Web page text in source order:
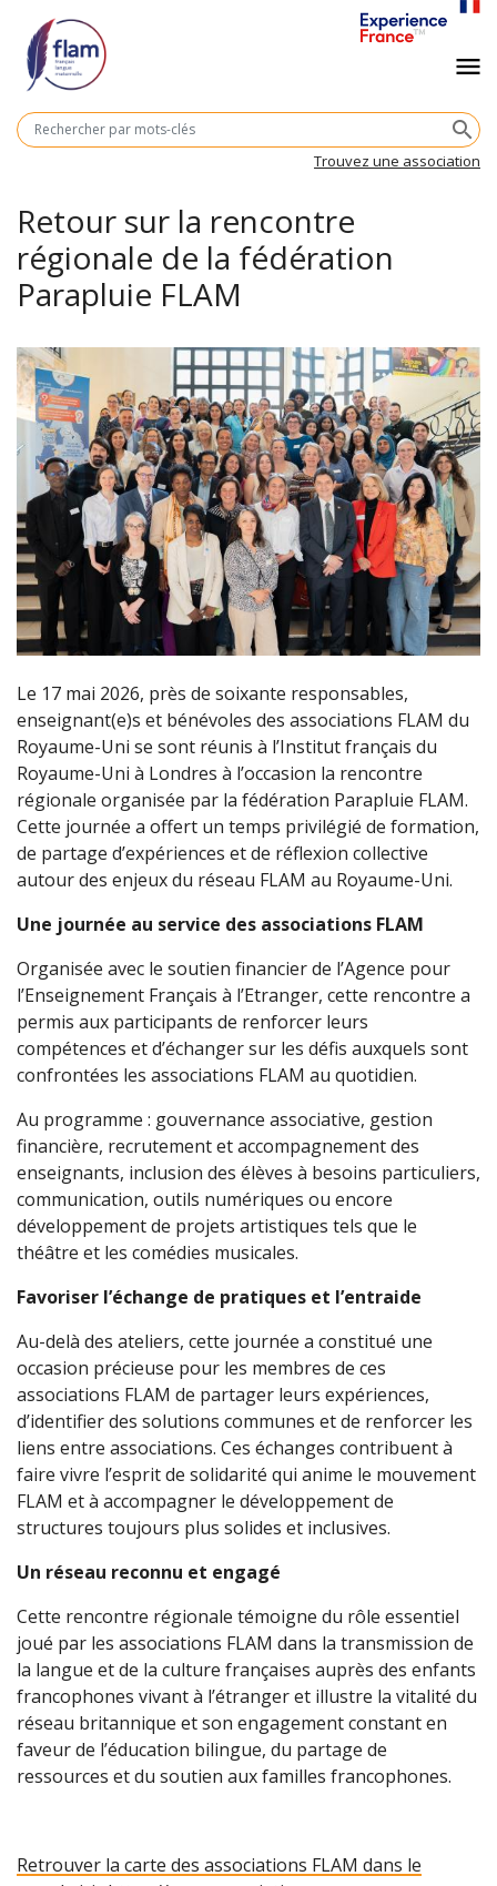
contenu
principal
Navigation
principalesearch
Trouvez une association
menu
Retour sur la rencontre
régionale de la fédération
Parapluie FLAM
Le 17 mai 2026, près de soixante responsables,
enseignant(e)s et bénévoles des associations FLAM du
Royaume-Uni se sont réunis à l’Institut français du
Royaume-Uni à Londres à l’occasion la rencontre
régionale organisée par la fédération Parapluie FLAM.
Cette journée a offert un temps privilégié de formation,
de partage d’expériences et de réflexion collective
autour des enjeux du réseau FLAM au Royaume-Uni.
Une journée au service des associations FLAM
Organisée avec le soutien financier de l’Agence pour
l’Enseignement Français à l’Etranger, cette rencontre a
permis aux participants de renforcer leurs
compétences et d’échanger sur les défis auxquels sont
confrontées les associations FLAM au quotidien.
Au programme : gouvernance associative, gestion
financière, recrutement et accompagnement des
enseignants, inclusion des élèves à besoins particuliers,
communication, outils numériques ou encore
développement de projets artistiques tels que le
théâtre et les comédies musicales.
Favoriser l’échange de pratiques et l’entraide
Au-delà des ateliers, cette journée a constitué une
occasion précieuse pour les membres de ces
associations FLAM de partager leurs expériences,
d’identifier des solutions communes et de renforcer les
liens entre associations. Ces échanges contribuent à
faire vivre l’esprit de solidarité qui anime le mouvement
FLAM et à accompagner le développement de
structures toujours plus solides et inclusives.
Un réseau reconnu et engagé
Cette rencontre régionale témoigne du rôle essentiel
joué par les associations FLAM dans la transmission de
la langue et de la culture françaises auprès des enfants
francophones vivant à l’étranger et illustre la vitalité du
réseau britannique et son engagement constant en
faveur de l’éducation bilingue, du partage de
ressources et du soutien aux familles francophones.
Retrouver la carte des associations FLAM dans le